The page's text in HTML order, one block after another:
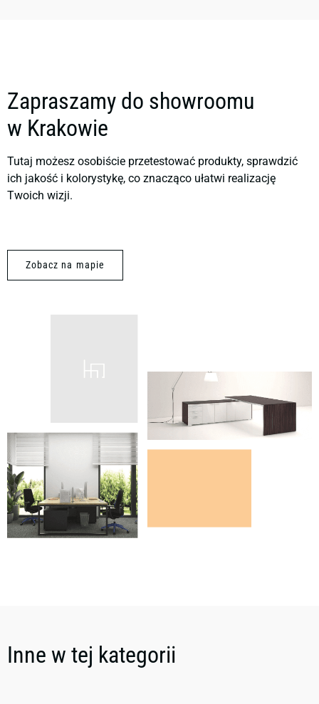
Zapraszamy do showroomu
w Krakowie
Tutaj możesz osobiście przetestować produkty, sprawdzić
ich jakość i kolorystykę, co znacząco ułatwi realizację
Twoich wizji.
Zobacz na mapie
Inne w tej kategorii